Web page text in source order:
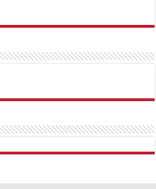
TipobetMatadorbetMariobet